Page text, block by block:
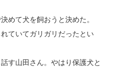
めて犬を飼おうと決めた。
ていてガリガリだったとい
す山田さん。やはり保護犬と